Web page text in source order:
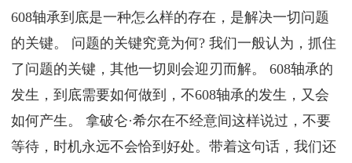
608轴承到底是一种怎么样的存在，是解决一切问题
的关键。 问题的关键究竟为何? 我们一般认为，抓住
了问题的关键，其他一切则会迎刃而解。 608轴承的
发生，到底需要如何做到，不608轴承的发生，又会
如何产生。 拿破仑·希尔在不经意间这样说过，不要
等待，时机永远不会恰到好处。带着这句话，我们还